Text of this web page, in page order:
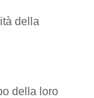
della
della loro